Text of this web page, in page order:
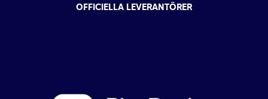
OFFICIELLA LEVERANTÖRER